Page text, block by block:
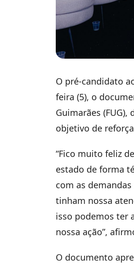
O pré-candidato
feira (5), o
Guimarães
objetivo de
“Fico muito feliz
estado de forma
com as
tinham nossa
isso podemos ter
nossa ação”,
O documento